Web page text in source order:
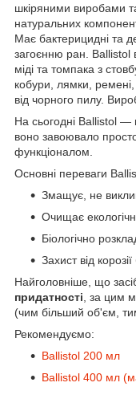
шкіряними виробами
натуральних
Має бактерицидні та
загоєнню ран. Ballistol
міді та томпака з
кобури, лямки, ремені,
від чорного пилу.
На сьогодні Ballistol —
воно завоювало
функціоналом.
Основні переваги
Змащує, не
Очищає
Біологічно
Захист від
Найголовніше, що
придатності , за цим
(чим більший об'єм,
Рекомендуємо:
Ballistol 200 мл
Ballistol 400 мл